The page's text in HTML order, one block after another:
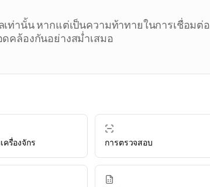
ท่านั้น หากแต่เป็นความท้าทายในการเชื่อมต่อ
คล้องกันอย่างสม่ำเสมอ
ครื่องจักร การตรวจสอบ